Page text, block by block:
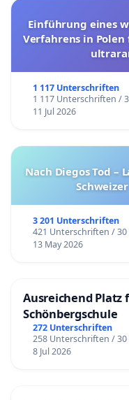
Einführung eines
Verfahrens in
1 117 Unterschriften
1 117 Unterschriften /
11 Jul 2026
Nach Diegos Tod –
3 201 Unterschriften
421 Unterschriften / 30
13 May 2026
Ausreichend Platz
Schönbergschule
272 Unterschriften
258 Unterschriften / 30
8 Jul 2026